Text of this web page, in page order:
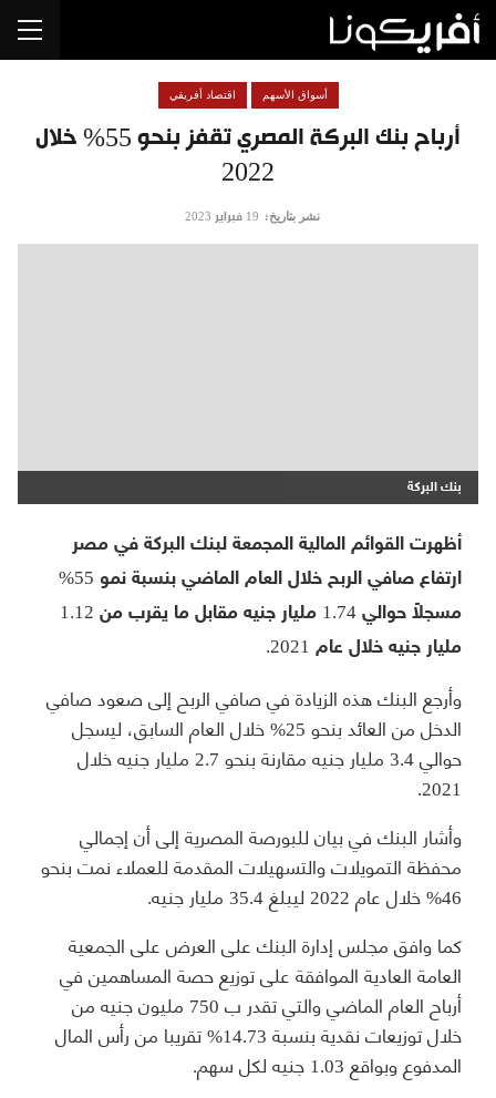
أرباح بنك البركة المصري تقفز بنحو 55% خلال
2022
أسواق الأسهم اقتصاد أفريقي
نشر بتاريخ: 19 فبراير 2023
بنك البركة
أظهرت القوائم المالية المجمعة لبنك البركة في مصر
ارتفاع صافي الربح خلال العام الماضي بنسبة نمو 55%
مسجلاً حوالي 1.74 مليار جنيه مقابل ما يقرب من 1.12
مليار جنيه خلال عام 2021.
وأرجع البنك هذه الزيادة في صافي الربح إلى صعود صافي
الدخل من العائد بنحو 25% خلال العام السابق، ليسجل
حوالي 3.4 مليار جنيه مقارنة بنحو 2.7 مليار جنيه خلال
2021.
وأشار البنك في بيان للبورصة المصرية إلى أن إجمالي
محفظة التمويلات والتسهيلات المقدمة للعملاء نمت بنحو
46% خلال عام 2022 ليبلغ 35.4 مليار جنيه.
كما وافق مجلس إدارة البنك على العرض على الجمعية
العامة العادية الموافقة على توزيع حصة المساهمين في
أرباح العام الماضي والتي تقدر ب 750 مليون جنيه من
خلال توزيعات نقدية بنسبة 14.73% تقريبا من رأس المال
المدفوع وبواقع 1.03 جنيه لكل سهم.